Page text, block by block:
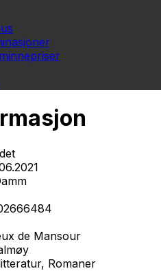
de Mansour
Romaner